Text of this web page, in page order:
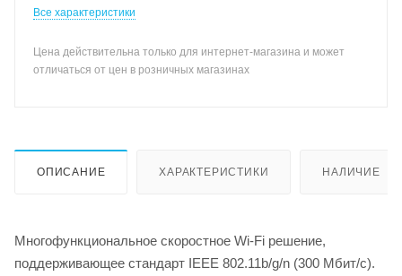
Все характеристики
Цена действительна только для интернет-магазина и может
отличаться от цен в розничных магазинах
ОПИСАНИЕ ХАРАКТЕРИСТИКИ НАЛИЧИЕ
Многофункциональное скоростное Wi-Fi решение,
поддерживающее стандарт IEEE 802.11b/g/n (300 Мбит/с).